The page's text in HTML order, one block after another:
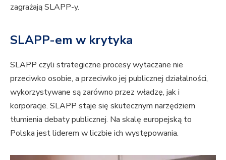
zagrażają SLAPP-y.
SLAPP-em w krytyka
SLAPP czyli strategiczne procesy wytaczane nie
przeciwko osobie, a przeciwko jej publicznej działalności,
wykorzystywane są zarówno przez władzę, jak i
korporacje. SLAPP staje się skutecznym narzędziem
tłumienia debaty publicznej. Na skalę europejską to
Polska jest liderem w liczbie ich występowania.